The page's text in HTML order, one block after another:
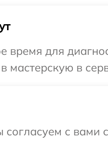
время для
мастерскую в
с вами